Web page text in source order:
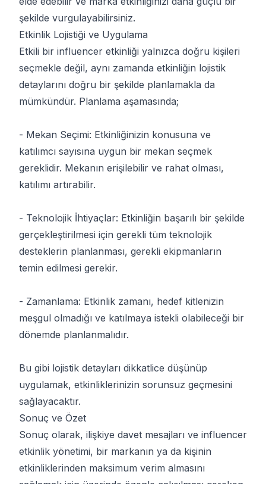
şekilde vurgulayabilirsiniz.
Etkinlik Lojistiği ve Uygulama
Etkili bir influencer etkinliği yalnızca doğru kişileri
seçmekle değil, aynı zamanda etkinliğin lojistik
detaylarını doğru bir şekilde planlamakla da
mümkündür. Planlama aşamasında;
- Mekan Seçimi: Etkinliğinizin konusuna ve
katılımcı sayısına uygun bir mekan seçmek
gereklidir. Mekanın erişilebilir ve rahat olması,
katılımı artırabilir.
- Teknolojik İhtiyaçlar: Etkinliğin başarılı bir şekilde
gerçekleştirilmesi için gerekli tüm teknolojik
desteklerin planlanması, gerekli ekipmanların
temin edilmesi gerekir.
- Zamanlama: Etkinlik zamanı, hedef kitlenizin
meşgul olmadığı ve katılmaya istekli olabileceği bir
dönemde planlanmalıdır.
Bu gibi lojistik detayları dikkatlice düşünüp
uygulamak, etkinliklerinizin sorunsuz geçmesini
sağlayacaktır.
Sonuç ve Özet
Sonuç olarak, ilişkiye davet mesajları ve influencer
etkinlik yönetimi, bir markanın ya da kişinin
etkinliklerinden maksimum verim almasını